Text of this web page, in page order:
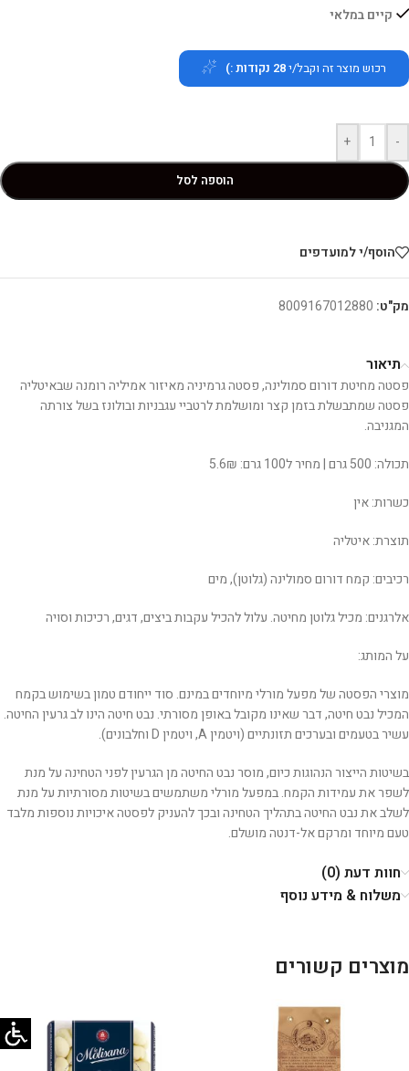
קיים במלאי
רכוש מוצר זה וקבל/י28 נקודות :)
-
+
הוספה לסל
הוסף/י למועדפים
מק"ט: 8009167012880
תיאור
פסטה מחיטת דורום סמולינה, פסטה גרמיניה מאיזור אמיליה רומנה שבאיטליה
פסטה שמתבשלת בזמן קצר ומושלמת לרטביי עגבניות ובולונז בשל צורתה
המגניבה.
תכולה: 500 גרם | מחיר ל100 גרם: 5.6₪
כשרות: אין
תוצרת: איטליה
רכיבים: קמח דורום סמולינה (גלוטן), מים
אלרגנים: מכיל גלוטן מחיטה. עלול להכיל עקבות ביצים, דגים, רכיכות וסויה
על המותג:
מוצרי הפסטה של מפעל מורלי מיוחדים במינם. סוד ייחודם טמון בשימוש בקמח
המכיל נבט חיטה, דבר שאינו מקובל באופן מסורתי. נבט חיטה הינו לב גרעין החיטה.
עשיר בטעמים ובערכים תזונתיים (ויטמין A, ויטמין D וחלבונים).
בשיטות הייצור הנהוגות כיום, מוסר נבט החיטה מן הגרעין לפני הטחינה על מנת
לשפר את עמידות הקמח. במפעל מורלי משתמשים בשיטות מסורתיות על מנת
לשלב את נבט החיטה בתהליך הטחינה ובכך להעניק לפסטה איכויות נוספות מלבד
טעם מיוחד ומרקם אל-דנטה מושלם.
חוות דעת (0)
משלוח & מידע נוסף
מוצרים קשורים